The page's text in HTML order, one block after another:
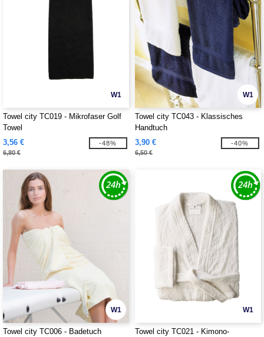
W1
Towel city TC019 - Mikrofaser Golf
Towel
3,56 €
6,80 €
-48%
W1
Towel city TC043 - Klassisches
Handtuch
3,90 €
6,50 €
-40%
W1
Towel city TC006 - Badetuch
W1
Towel city TC021 - Kimono-